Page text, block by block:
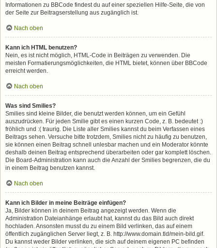
Informationen zu BBCode findest du auf einer speziellen Hilfe-Seite, die von
der Seite zur Beitragserstellung aus zugänglich ist.
Nach oben
Kann ich HTML benutzen?
Nein, es ist nicht möglich, HTML-Code in Beiträgen zu verwenden. Die
meisten Formatierungsmöglichkeiten, die HTML bietet, können über BBCode
erreicht werden.
Nach oben
Was sind Smilies?
Smilies sind kleine Bilder, die benutzt werden können, um ein Gefühl
auszudrücken. Für jeden Smilie gibt es einen kurzen Code, z. B. bedeutet :)
fröhlich und :( traurig. Die Liste aller Smilies kannst du beim Verfassen eines
Beitrags sehen. Versuche bitte trotzdem, Smilies nicht zu häufig zu benutzen,
sie können einen Beitrag schnell unlesbar machen und ein Moderator könnte
deshalb deinen Beitrag entsprechend überarbeiten oder gar komplett löschen.
Die Board-Administration kann auch die Anzahl der Smilies begrenzen, die du
in einem Beitrag benutzen kannst.
Nach oben
Kann ich Bilder in meine Beiträge einfügen?
Ja, Bilder können in deinem Beitrag angezeigt werden. Wenn die
Administration Dateianhänge erlaubt hat, kannst du das Bild auch direkt
hochladen. Ansonsten musst du zu einem Bild verlinken, das auf einem
öffentlich zugänglichen Server liegt, z. B. http://www.domain.tld/mein-bild.gif.
Du kannst weder Bilder verlinken, die sich auf deinem eigenen PC befinden